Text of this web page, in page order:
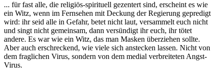
... für fast alle, die religiös-spirituell gezentert sind, erscheint es wie
ein Witz, wenn im Fernsehen mit Deckung der Regierung gepredigt
wird: ihr seid alle in Gefahr, betet nicht laut, versammelt euch nicht
und singt nicht gemeinsam, dann versündigt ihr euch, ihr tötet
andere. Es war wie ein Witz, das man Masken überziehen sollte.
Aber auch erschreckend, wie viele sich anstecken lassen. Nicht von
dem fraglichen Virus, sondern von dem medial verbreiteten Angst-
Virus.